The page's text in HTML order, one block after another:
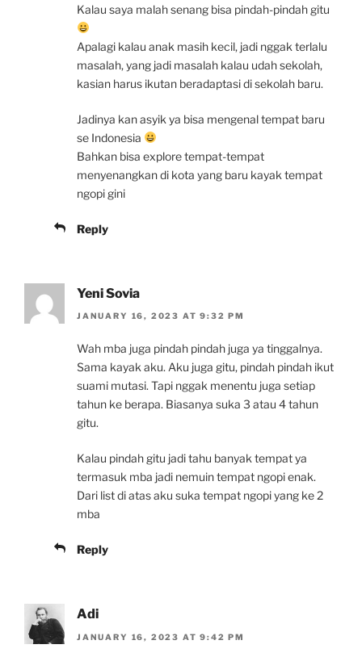
Kalau saya malah senang bisa pindah-pindah gitu
Apalagi kalau anak masih kecil, jadi nggak terlalu
masalah, yang jadi masalah kalau udah sekolah,
kasian harus ikutan beradaptasi di sekolah baru.
Jadinya kan asyik ya bisa mengenal tempat baru
se Indonesia
Bahkan bisa explore tempat-tempat
menyenangkan di kota yang baru kayak tempat
ngopi gini
Reply
Yeni Sovia
JANUARY 16, 2023 AT 9:32 PM
Wah mba juga pindah pindah juga ya tinggalnya.
Sama kayak aku. Aku juga gitu, pindah pindah ikut
suami mutasi. Tapi nggak menentu juga setiap
tahun ke berapa. Biasanya suka 3 atau 4 tahun
gitu.
Kalau pindah gitu jadi tahu banyak tempat ya
termasuk mba jadi nemuin tempat ngopi enak.
Dari list di atas aku suka tempat ngopi yang ke 2
mba
Reply
Adi
JANUARY 16, 2023 AT 9:42 PM